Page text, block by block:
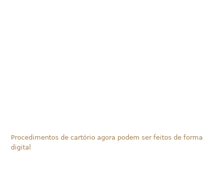
Procedimentos de cartório agora podem ser feitos de forma
digital